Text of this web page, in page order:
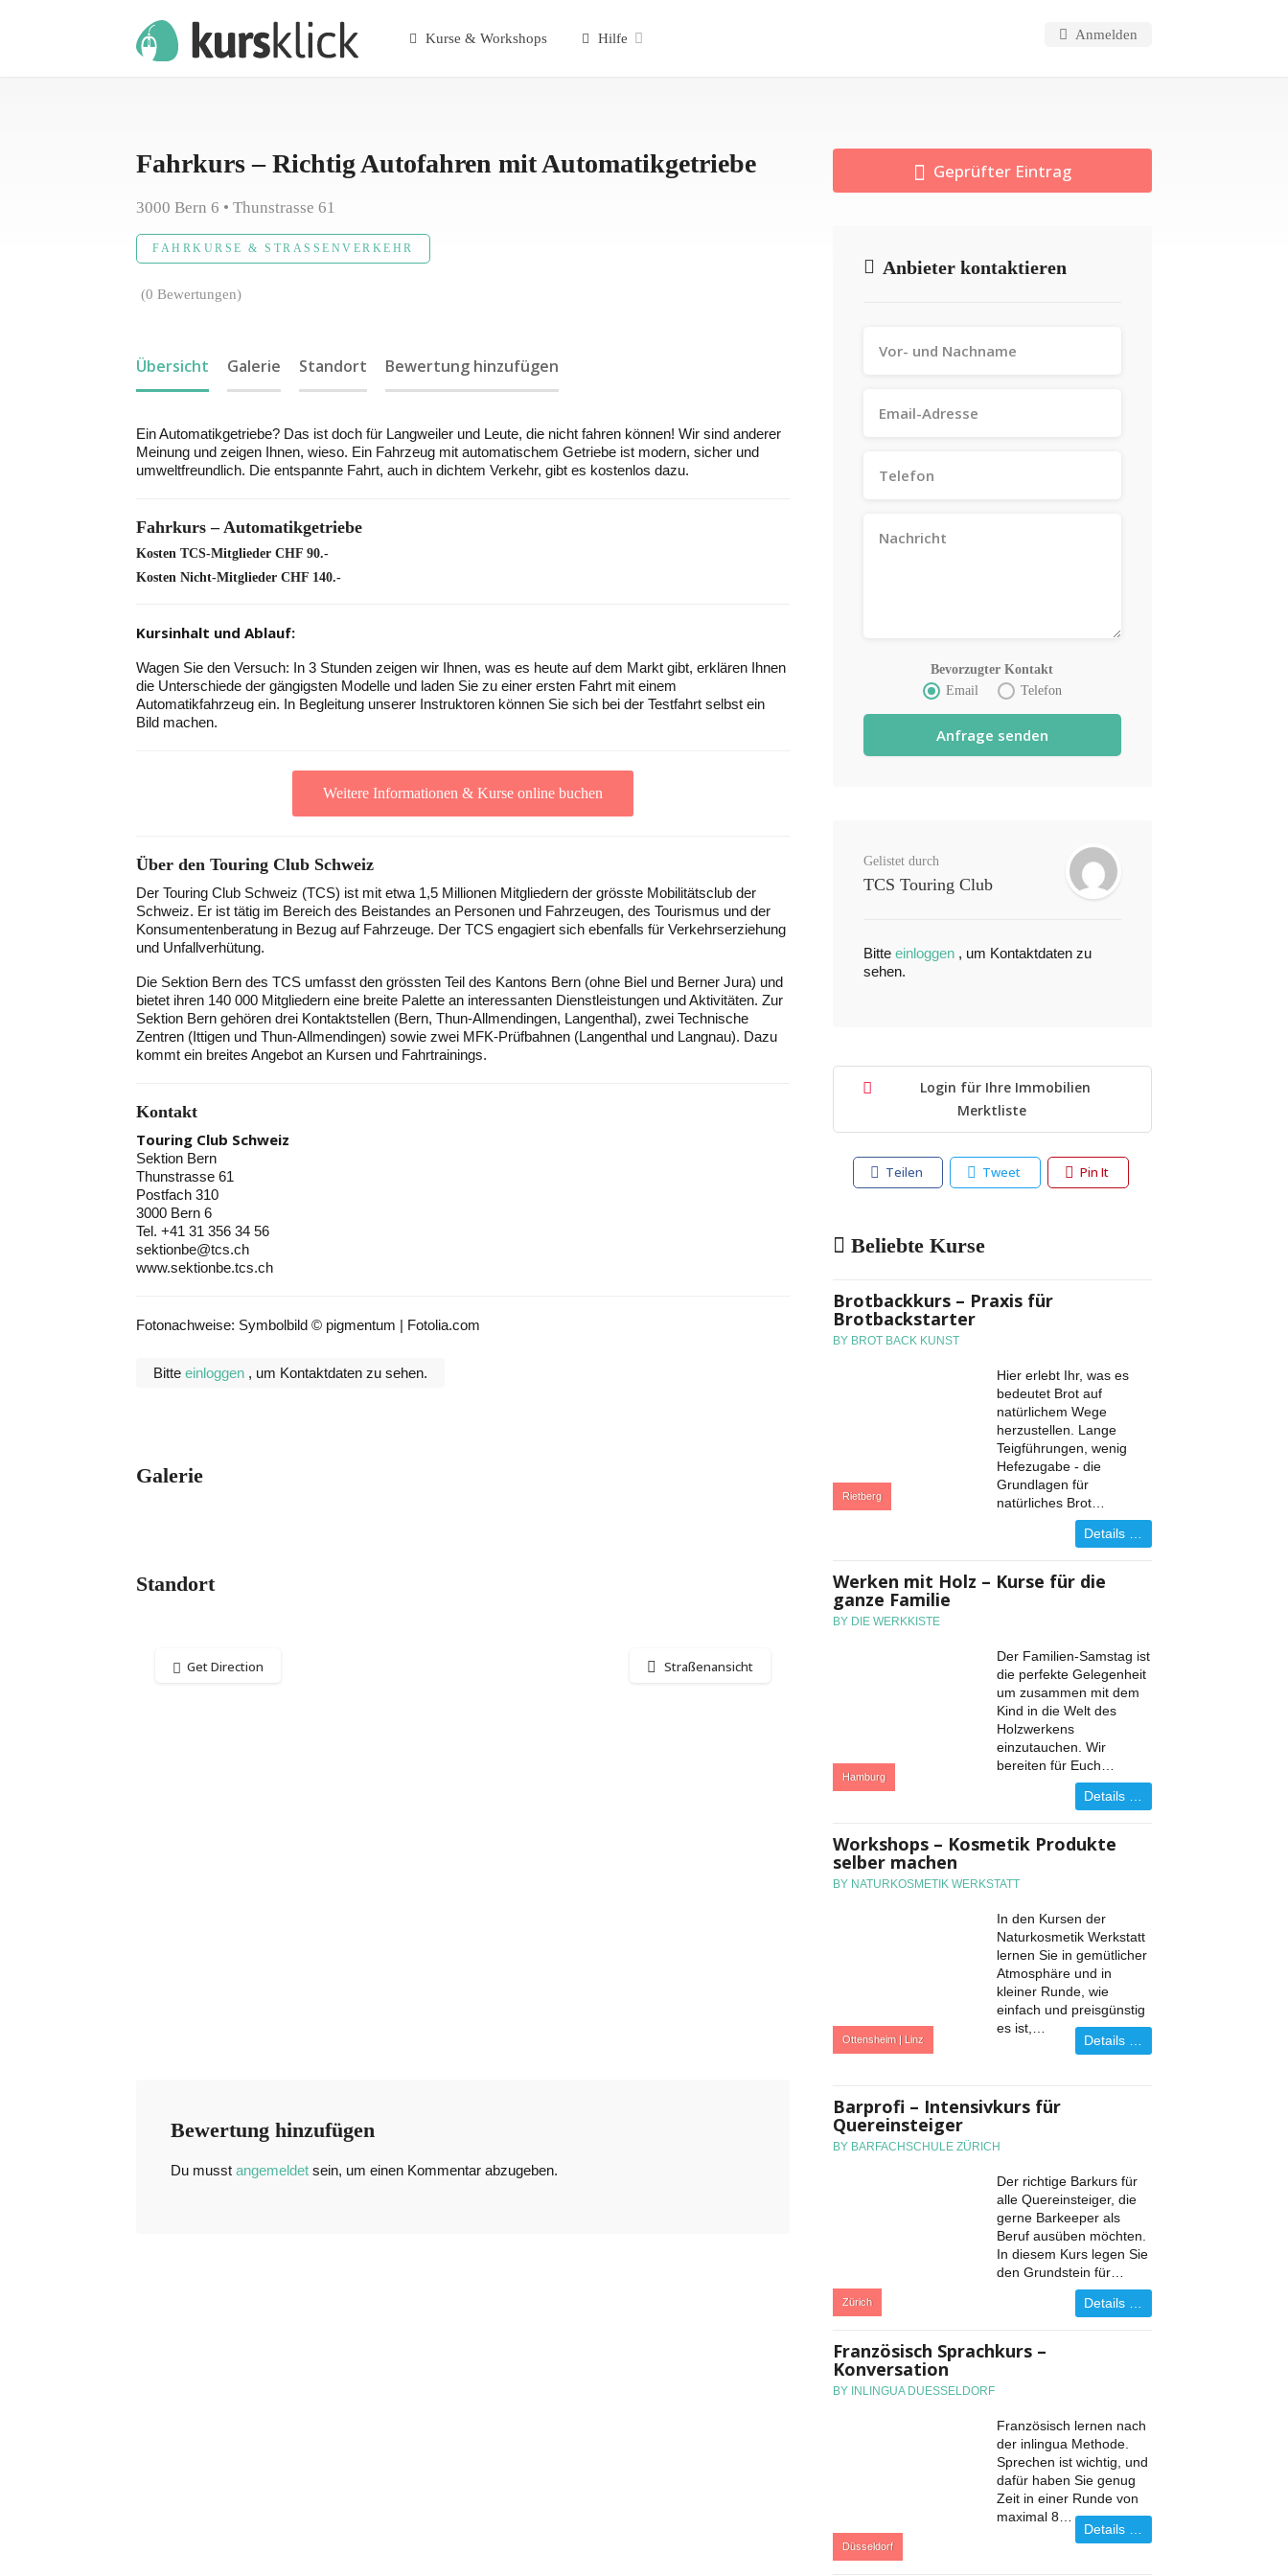
Kurse & Workshops Hilfe Anmelden
Fahrkurs – Richtig Autofahren mit Automatikgetriebe
3000 Bern 6 • Thunstrasse 61
FAHRKURSE & STRASSENVERKEHR
(0 Bewertungen)
Übersicht Galerie Standort Bewertung hinzufügen
Ein Automatikgetriebe? Das ist doch für Langweiler und Leute, die nicht fahren können! Wir sind anderer
Meinung und zeigen Ihnen, wieso. Ein Fahrzeug mit automatischem Getriebe ist modern, sicher und
umweltfreundlich. Die entspannte Fahrt, auch in dichtem Verkehr, gibt es kostenlos dazu.
Fahrkurs – Automatikgetriebe
Kosten TCS-Mitglieder CHF 90.-
Kosten Nicht-Mitglieder CHF 140.-
Kursinhalt und Ablauf:
Wagen Sie den Versuch: In 3 Stunden zeigen wir Ihnen, was es heute auf dem Markt gibt, erklären Ihnen
die Unterschiede der gängigsten Modelle und laden Sie zu einer ersten Fahrt mit einem
Automatikfahrzeug ein. In Begleitung unserer Instruktoren können Sie sich bei der Testfahrt selbst ein
Bild machen.
Weitere Informationen & Kurse online buchen
Über den Touring Club Schweiz
Der Touring Club Schweiz (TCS) ist mit etwa 1,5 Millionen Mitgliedern der grösste Mobilitätsclub der
Schweiz. Er ist tätig im Bereich des Beistandes an Personen und Fahrzeugen, des Tourismus und der
Konsumentenberatung in Bezug auf Fahrzeuge. Der TCS engagiert sich ebenfalls für Verkehrserziehung
und Unfallverhütung.
Die Sektion Bern des TCS umfasst den grössten Teil des Kantons Bern (ohne Biel und Berner Jura) und
bietet ihren 140 000 Mitgliedern eine breite Palette an interessanten Dienstleistungen und Aktivitäten. Zur
Sektion Bern gehören drei Kontaktstellen (Bern, Thun-Allmendingen, Langenthal), zwei Technische
Zentren (Ittigen und Thun-Allmendingen) sowie zwei MFK-Prüfbahnen (Langenthal und Langnau). Dazu
kommt ein breites Angebot an Kursen und Fahrtrainings.
Kontakt
Touring Club Schweiz
Sektion Bern
Thunstrasse 61
Postfach 310
3000 Bern 6
Tel. +41 31 356 34 56
sektionbe@tcs.ch
www.sektionbe.tcs.ch
Fotonachweise: Symbolbild © pigmentum | Fotolia.com
Bitte einloggen , um Kontaktdaten zu sehen.
Galerie
Standort
Straßenansicht
Get Direction
Bewertung hinzufügen
Du musst angemeldet sein, um einen Kommentar abzugeben.
Geprüfter Eintrag
Anbieter kontaktieren
Bevorzugter Kontakt
Email
Telefon
Gelistet durch
TCS Touring Club
Bitte einloggen , um Kontaktdaten zu
sehen.
Login für Ihre Immobilien
Merktliste
Teilen Tweet Pin It
Beliebte Kurse
Brotbackkurs – Praxis für
Brotbackstarter
BY BROT BACK KUNST
Rietberg
Hier erlebt Ihr, was es
bedeutet Brot auf
natürlichem Wege
herzustellen. Lange
Teigführungen, wenig
Hefezugabe - die
Grundlagen für
natürliches Brot…
Details …
Werken mit Holz – Kurse für die
ganze Familie
BY DIE WERKKISTE
Hamburg
Der Familien-Samstag ist
die perfekte Gelegenheit
um zusammen mit dem
Kind in die Welt des
Holzwerkens
einzutauchen. Wir
bereiten für Euch…
Details …
Workshops – Kosmetik Produkte
selber machen
BY NATURKOSMETIK WERKSTATT
Ottensheim | Linz
In den Kursen der
Naturkosmetik Werkstatt
lernen Sie in gemütlicher
Atmosphäre und in
kleiner Runde, wie
einfach und preisgünstig
es ist,…
Details …
Barprofi – Intensivkurs für
Quereinsteiger
BY BARFACHSCHULE ZÜRICH
Zürich
Der richtige Barkurs für
alle Quereinsteiger, die
gerne Barkeeper als
Beruf ausüben möchten.
In diesem Kurs legen Sie
den Grundstein für…
Details …
Französisch Sprachkurs –
Konversation
BY INLINGUA DUESSELDORF
Düsseldorf
Französisch lernen nach
der inlingua Methode.
Sprechen ist wichtig, und
dafür haben Sie genug
Zeit in einer Runde von
maximal 8…
Details …